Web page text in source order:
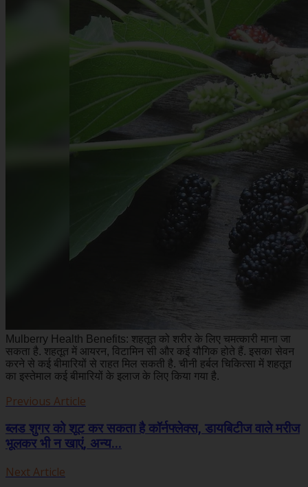
Mulberry Health Benefits: शहतूत को शरीर के लिए चमत्कारी माना जा
सकता है. शहतूत में आयरन, विटामिन सी और कई यौगिक होते हैं. इसका सेवन
करने से कई बीमारियों से राहत मिल सकती है. चीनी हर्बल चिकित्सा में शहतूत
का इस्तेमाल कई बीमारियों के इलाज के लिए किया गया है.
Previous Article
ब्लड शुगर को शूट कर सकता है कॉर्नफ्लेक्स, डायबिटीज वाले मरीज
भूलकर भी न खाएं, अन्य...
Next Article